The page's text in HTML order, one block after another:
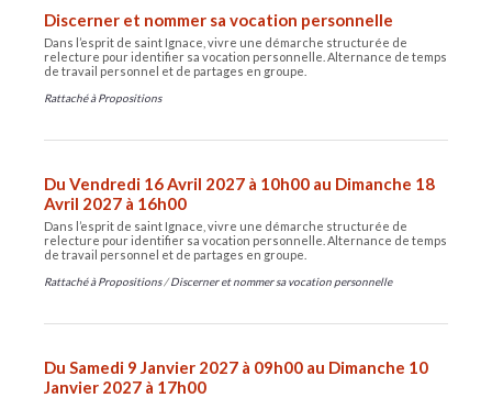
Discerner et nommer sa vocation personnelle
Dans l’esprit de saint Ignace, vivre une démarche structurée de
relecture pour identifier sa vocation personnelle. Alternance de temps
de travail personnel et de partages en groupe.
Rattaché à Propositions
Du Vendredi 16 Avril 2027 à 10h00 au Dimanche 18
Avril 2027 à 16h00
Dans l’esprit de saint Ignace, vivre une démarche structurée de
relecture pour identifier sa vocation personnelle. Alternance de temps
de travail personnel et de partages en groupe.
Rattaché à Propositions /Discerner et nommer sa vocation personnelle
Du Samedi 9 Janvier 2027 à 09h00 au Dimanche 10
Janvier 2027 à 17h00